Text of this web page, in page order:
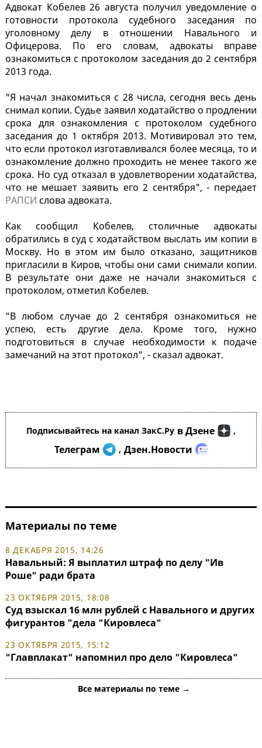
Адвокат Кобелев 26 августа получил уведомление о
готовности протокола судебного заседания по
уголовному делу в отношении Навального и
Офицерова. По его словам, адвокаты вправе
ознакомиться с протоколом заседания до 2 сентября
2013 года.
"Я начал знакомиться с 28 числа, сегодня весь день
снимал копии. Судье заявил ходатайство о продлении
срока для ознакомления с протоколом судебного
заседания до 1 октября 2013. Мотивировал это тем,
что если протокол изготавливался более месяца, то и
ознакомление должно проходить не менее такого же
срока. Но суд отказал в удовлетворении ходатайства,
что не мешает заявить его 2 сентября", - передает
РАПСИ слова адвоката.
Как сообщил Кобелев, столичные адвокаты
обратились в суд с ходатайством выслать им копии в
Москву. Но в этом им было отказано, защитников
пригласили в Киров, чтобы они сами снимали копии.
В результате они даже не начали знакомиться с
протоколом, отметил Кобелев.
"В любом случае до 2 сентября ознакомиться не
успею, есть другие дела. Кроме того, нужно
подготовиться в случае необходимости к подаче
замечаний на этот протокол", - сказал адвокат.
Подписывайтесь на канал ЗакС.Ру в Дзене ,
Телеграм , Дзен.Новости
Материалы по теме
8 ДЕКАБРЯ 2015, 14:26
Навальный: Я выплатил штраф по делу "Ив
Роше" ради брата
23 ОКТЯБРЯ 2015, 18:08
Суд взыскал 16 млн рублей с Навального и других
фигурантов "дела "Кировлеса"
23 ОКТЯБРЯ 2015, 15:12
"Главплакат" напомнил про дело "Кировлеса"
Все материалы по теме →